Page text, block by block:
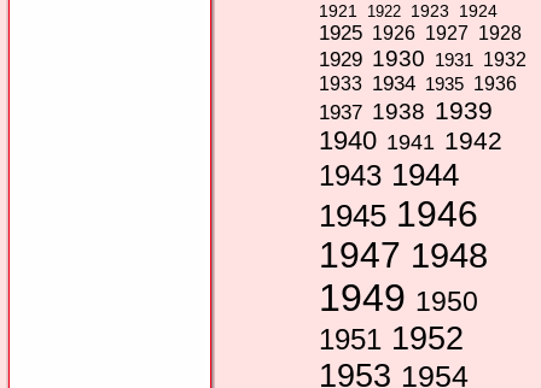
1921
1922 1923 1924
1925 1926 1927 1928
1929 1930 1931 1932
1933 1934 1935 1936
1937 1938 1939
1940 1941 1942
1943 1944
1945 1946
1947 1948
1949 1950
1951 1952
1953 1954